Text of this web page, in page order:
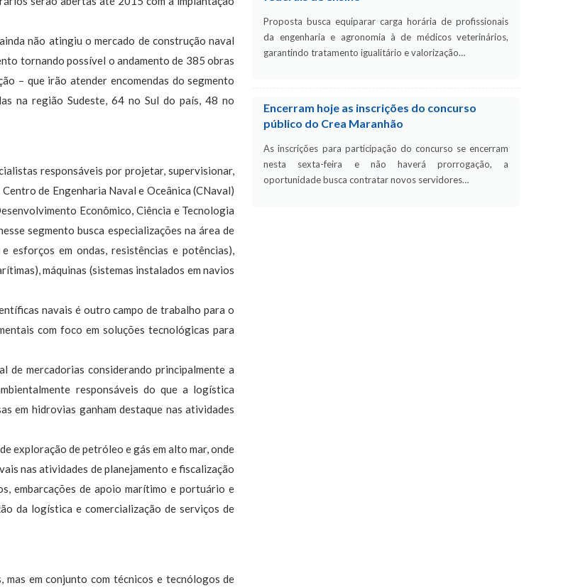
não atingiu o mercado de construção naval
tornando possível o andamento de 385 obras
– que irão atender encomendas do segmento
na região Sudeste, 64 no Sul do país, 48 no
responsáveis por projetar, supervisionar,
de Engenharia Naval e Oceânica (CNaval)
Econômico, Ciência e Tecnologia
segmento busca especializações na área de
esforços em ondas, resistências e potências),
máquinas (sistemas instalados em navios
navais é outro campo de trabalho para o
com foco em soluções tecnológicas para
mercadorias considerando principalmente a
responsáveis do que a logística
em hidrovias ganham destaque nas atividades
exploração de petróleo e gás em alto mar, onde
nas atividades de planejamento e fiscalização
embarcações de apoio marítimo e portuário e
da logística e comercialização de serviços de
em conjunto com técnicos e tecnólogos de
Proposta busca equiparar carga horária de profissionais
da engenharia e agronomia à de médicos veterinários,
garantindo tratamento igualitário e valorização…
Encerram hoje as inscrições do concurso
público do Crea Maranhão
As inscrições para participação do concurso se encerram
nesta sexta-feira e não haverá prorrogação, a
oportunidade busca contratar novos servidores…